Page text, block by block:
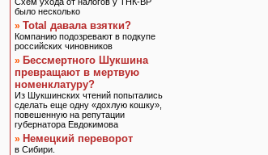
было несколько
» Total давала взятки?
Компанию подозревают в подкупе
российских чиновников
» Бессмертного Шукшина
превращают в мертвую
номенклатуру?
Из Шукшинских чтений попытались
сделать еще одну «дохлую кошку»,
повешенную на репутации
губернатора Евдокимова
» Немецкий переворот
в Сибири.